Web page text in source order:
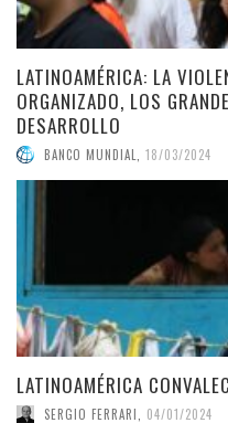
LATINOAMÉRICA: LA
ORGANIZADO, LOS
DESARROLLO
BANCO MUNDIAL 18/03/2024
LATINOAMÉRICA
SERGIO FERRARI 04/01/2024